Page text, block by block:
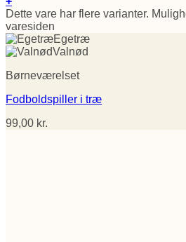
Dette vare har flere varianter.
varesiden
Egetræ
Valnød
Børneværelset
Fodboldspiller i træ
99,00 kr.